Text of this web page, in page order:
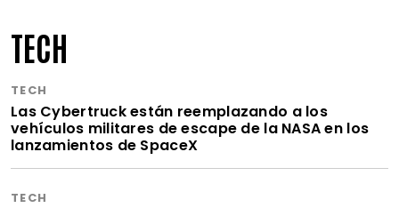
TECH
TECH
Las Cybertruck están reemplazando a los
vehículos militares de escape de la NASA en los
lanzamientos de SpaceX
TECH